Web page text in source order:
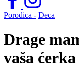
Porodica - Deca
Drage
vaša